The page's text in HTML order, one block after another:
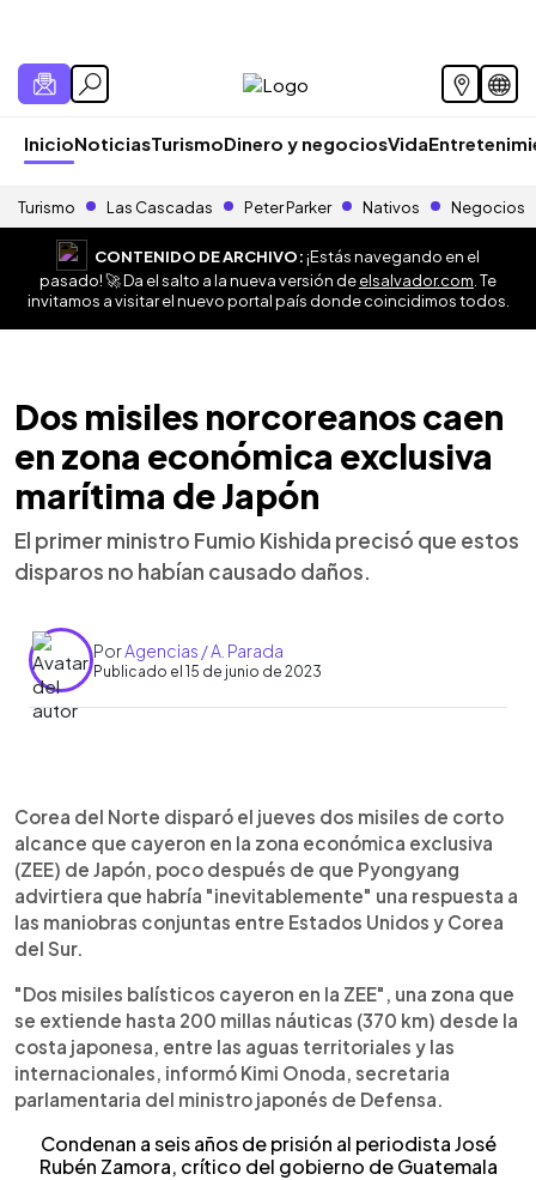
InicioNoticiasTurismoDinero y negociosVida
Turismo Las Cascadas Peter Parker Nativos Negocios
CONTENIDO DE ARCHIVO:¡Estás navegando en el
pasado! 🚀 Da el salto a la nueva versión deelsalvador.com . Te
invitamos a visitar el nuevo portal país donde coincidimos todos.
Dos misiles norcoreanos caen
en zona económica exclusiva
marítima de Japón
El primer ministro Fumio Kishida precisó que estos
disparos no habían causado daños.
PorAgencias / A. Parada
Publicado el 15 de junio de 2023
► Escuchar artículo
Corea del Norte disparó el jueves dos misiles de corto
alcance que cayeron en la zona económica exclusiva
(ZEE) de Japón, poco después de que Pyongyang
advirtiera que habría "inevitablemente" una respuesta a
las maniobras conjuntas entre Estados Unidos y Corea
del Sur.
"Dos misiles balísticos cayeron en la ZEE", una zona que
se extiende hasta 200 millas náuticas (370 km) desde la
costa japonesa, entre las aguas territoriales y las
internacionales, informó Kimi Onoda, secretaria
parlamentaria del ministro japonés de Defensa.
Condenan a seis años de prisión al periodista José
Rubén Zamora, crítico del gobierno de Guatemala